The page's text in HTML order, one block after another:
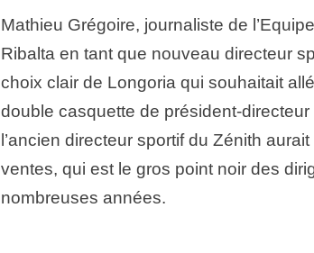
Mathieu Grégoire, journaliste de
Ribalta en tant que nouveau directeur
choix clair de Longoria qui souhaitait
double casquette de président-
l’ancien directeur sportif du Zénith
ventes, qui est le gros point noir des
nombreuses années.